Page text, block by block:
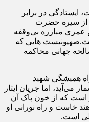
در برابر
از سیره حضرت
عمری مبارزه بی‌وقفه
هایی که
جهانی محاکمه
همیشگی شهید
اما جریان ایثار
است که از خون پاک آن
خاست و راه نورانی او
است.